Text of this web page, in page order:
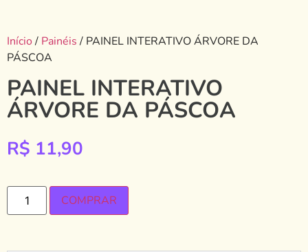
Início/ Painéis / PAINEL INTERATIVO ÁRVORE DA
PÁSCOA
PAINEL INTERATIVO
ÁRVORE DA PÁSCOA
R$ 11,90
COMPRAR